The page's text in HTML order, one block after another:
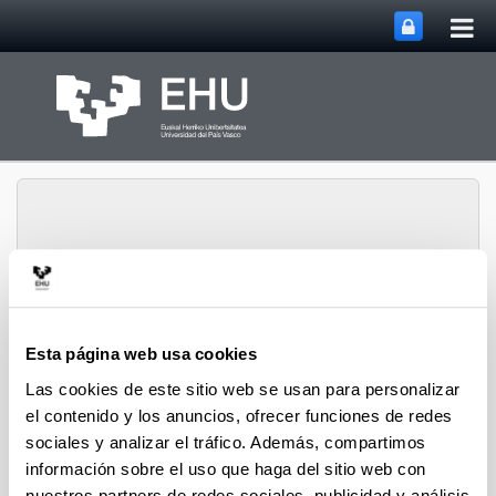
Esta página web usa cookies
Las cookies de este sitio web se usan para personalizar
el contenido y los anuncios, ofrecer funciones de redes
sociales y analizar el tráfico. Además, compartimos
información sobre el uso que haga del sitio web con
la Antigüedad
Jornadas y simposios